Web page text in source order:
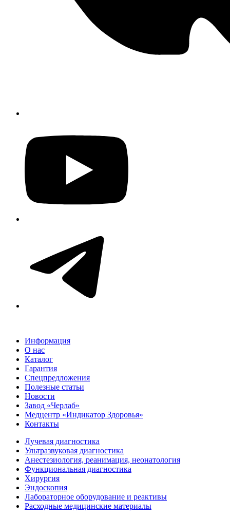
Информация
О нас
Каталог
Гарантия
Спецпредложения
Полезные статьи
Новости
Завод «Черлаб»
Медцентр «Индикатор Здоровья»
Контакты
Лучевая диагностика
Ультразвуковая диагностика
Анестезиология, реанимация, неонатология
Функциональная диагностика
Хирургия
Эндоскопия
Лабораторное оборудование и реактивы
Расходные медицинские материалы